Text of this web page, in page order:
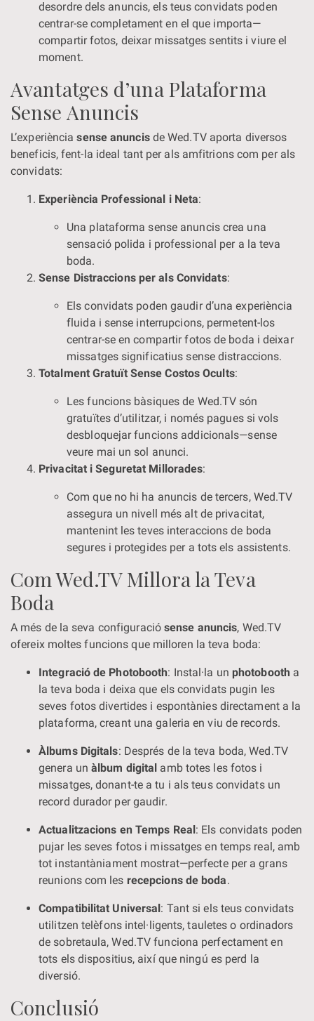
desordre dels anuncis, els teus convidats poden
centrar-se completament en el que importa—
compartir fotos, deixar missatges sentits i viure el
moment.
Avantatges d’una Plataforma
Sense Anuncis
L’experiènciasense anuncisde Wed.TV aporta diversos
beneficis, fent-la ideal tant per als amfitrions com per als
convidats:
Experiència Professional i Neta:
Una plataforma sense anuncis crea una
sensació polida i professional per a la teva
boda.
Sense Distraccions per als Convidats:
Els convidats poden gaudir d’una experiència
fluida i sense interrupcions, permetent-los
centrar-se en compartir fotos de boda i deixar
missatges significatius sense distraccions.
Totalment Gratuït Sense Costos Ocults:
Les funcions bàsiques de Wed.TV són
gratuïtes d’utilitzar, i només pagues si vols
desbloquejar funcions addicionals—sense
veure mai un sol anunci.
Privacitat i Seguretat Millorades:
Com que no hi ha anuncis de tercers, Wed.TV
assegura un nivell més alt de privacitat,
mantenint les teves interaccions de boda
segures i protegides per a tots els assistents.
Com Wed.TV Millora la Teva
Boda
A més de la seva configuració sense anuncis, Wed.TV
ofereix moltes funcions que milloren la teva boda:
Integració de Photobooth: Instal·la un photobooth a
la teva boda i deixa que els convidats pugin les
seves fotos divertides i espontànies directament a la
plataforma, creant una galeria en viu de records.
Àlbums Digitals: Després de la teva boda, Wed.TV
genera un àlbum digital amb totes les fotos i
missatges, donant-te a tu i als teus convidats un
record durador per gaudir.
Actualitzacions en Temps Real: Els convidats poden
pujar les seves fotos i missatges en temps real, amb
tot instantàniament mostrat—perfecte per a grans
reunions com les recepcions de boda.
Compatibilitat Universal: Tant si els teus convidats
utilitzen telèfons intel·ligents, tauletes o ordinadors
de sobretaula, Wed.TV funciona perfectament en
tots els dispositius, així que ningú es perd la
diversió.
Conclusió